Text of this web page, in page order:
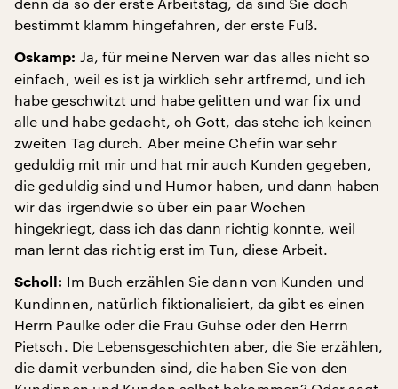
bestimmt klamm hingefahren, der erste Fuß.
Oskamp: Ja, für meine Nerven war das alles nicht so
einfach, weil es ist ja wirklich sehr artfremd, und ich
habe geschwitzt und habe gelitten und war fix und
alle und habe gedacht, oh Gott, das stehe ich keinen
zweiten Tag durch. Aber meine Chefin war sehr
geduldig mit mir und hat mir auch Kunden gegeben,
die geduldig sind und Humor haben, und dann haben
wir das irgendwie so über ein paar Wochen
hingekriegt, dass ich das dann richtig konnte, weil
man lernt das richtig erst im Tun, diese Arbeit.
Scholl: Im Buch erzählen Sie dann von Kunden und
Kundinnen, natürlich fiktionalisiert, da gibt es einen
Herrn Paulke oder die Frau Guhse oder den Herrn
Pietsch. Die Lebensgeschichten aber, die Sie erzählen,
die damit verbunden sind, die haben Sie von den